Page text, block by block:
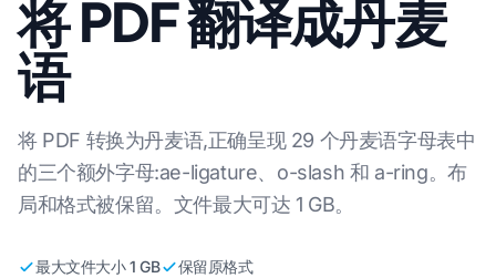
将 PDF 翻译成丹麦
语
将 PDF 转换为丹麦语,正确呈现 29 个丹麦语字母表中
的三个额外字母:ae-ligature、o-slash 和 a-ring。布
局和格式被保留。文件最大可达 1 GB。
最大文件大小 1 GB 保留原格式